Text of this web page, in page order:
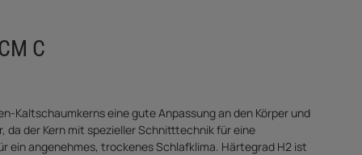
C
Kaltschaumkerns eine gute Anpassung an den Körper und
der Kern mit spezieller Schnitttechnik für eine
angenehmes, trockenes Schlafklima. Härtegrad H2 ist